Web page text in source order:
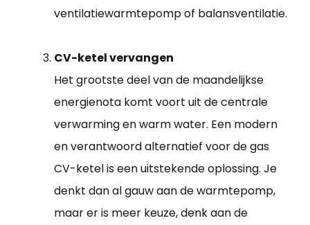
ventilatiewarmtepomp of balansventilatie.
CV-ketel vervangen
Het grootste deel van de maandelijkse
energienota komt voort uit de centrale
verwarming en warm water. Een modern
en verantwoord alternatief voor de gas
CV-ketel is een uitstekende oplossing. Je
denkt dan al gauw aan de warmtepomp,
maar er is meer keuze, denk aan de